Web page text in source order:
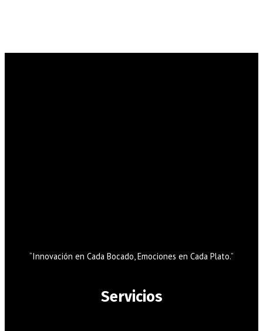
“Innovación en Cada Bocado, Emociones en Cada Plato.”
Servicios